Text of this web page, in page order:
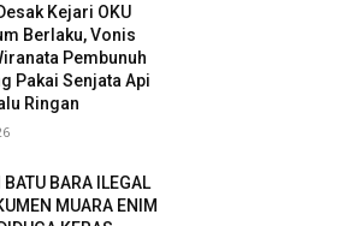
Kejari OKU
Berlaku, Vonis
Pembunuh
Pakai Senjata Api
Ringan
BARA ILEGAL
MUARA ENIM